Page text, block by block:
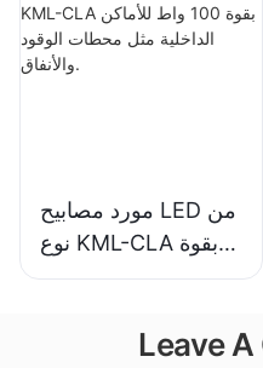
وتطبيقات الإضاءة
الداخلية الأخرى.
مورد مصابيح LED من
نوع KML-CLA بقوة
100 واط للأماكن
الوقود والأنفاق.
Leave